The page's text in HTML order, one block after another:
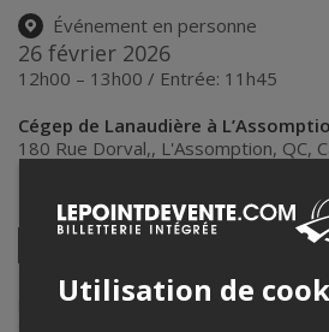
Événement en personne
26 février 2026
12h00 – 13h00 / Entrée: 11h45
Cégep de Lanaudière à
180 Rue Dorval,, L'Assomption, QC,
Partagez cet événement
Twitter
par
courriel
Lepointdevente.com agit à titre de
Utilisation de